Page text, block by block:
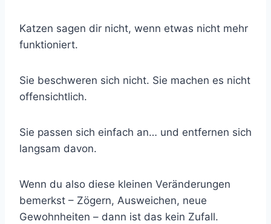
Katzen sagen dir nicht, wenn etwas nicht mehr
funktioniert.
Sie beschweren sich nicht. Sie machen es nicht
offensichtlich.
Sie passen sich einfach an… und entfernen sich
langsam davon.
Wenn du also diese kleinen Veränderungen
bemerkst – Zögern, Ausweichen, neue
Gewohnheiten – dann ist das kein Zufall.